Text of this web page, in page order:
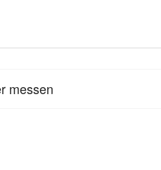
messen